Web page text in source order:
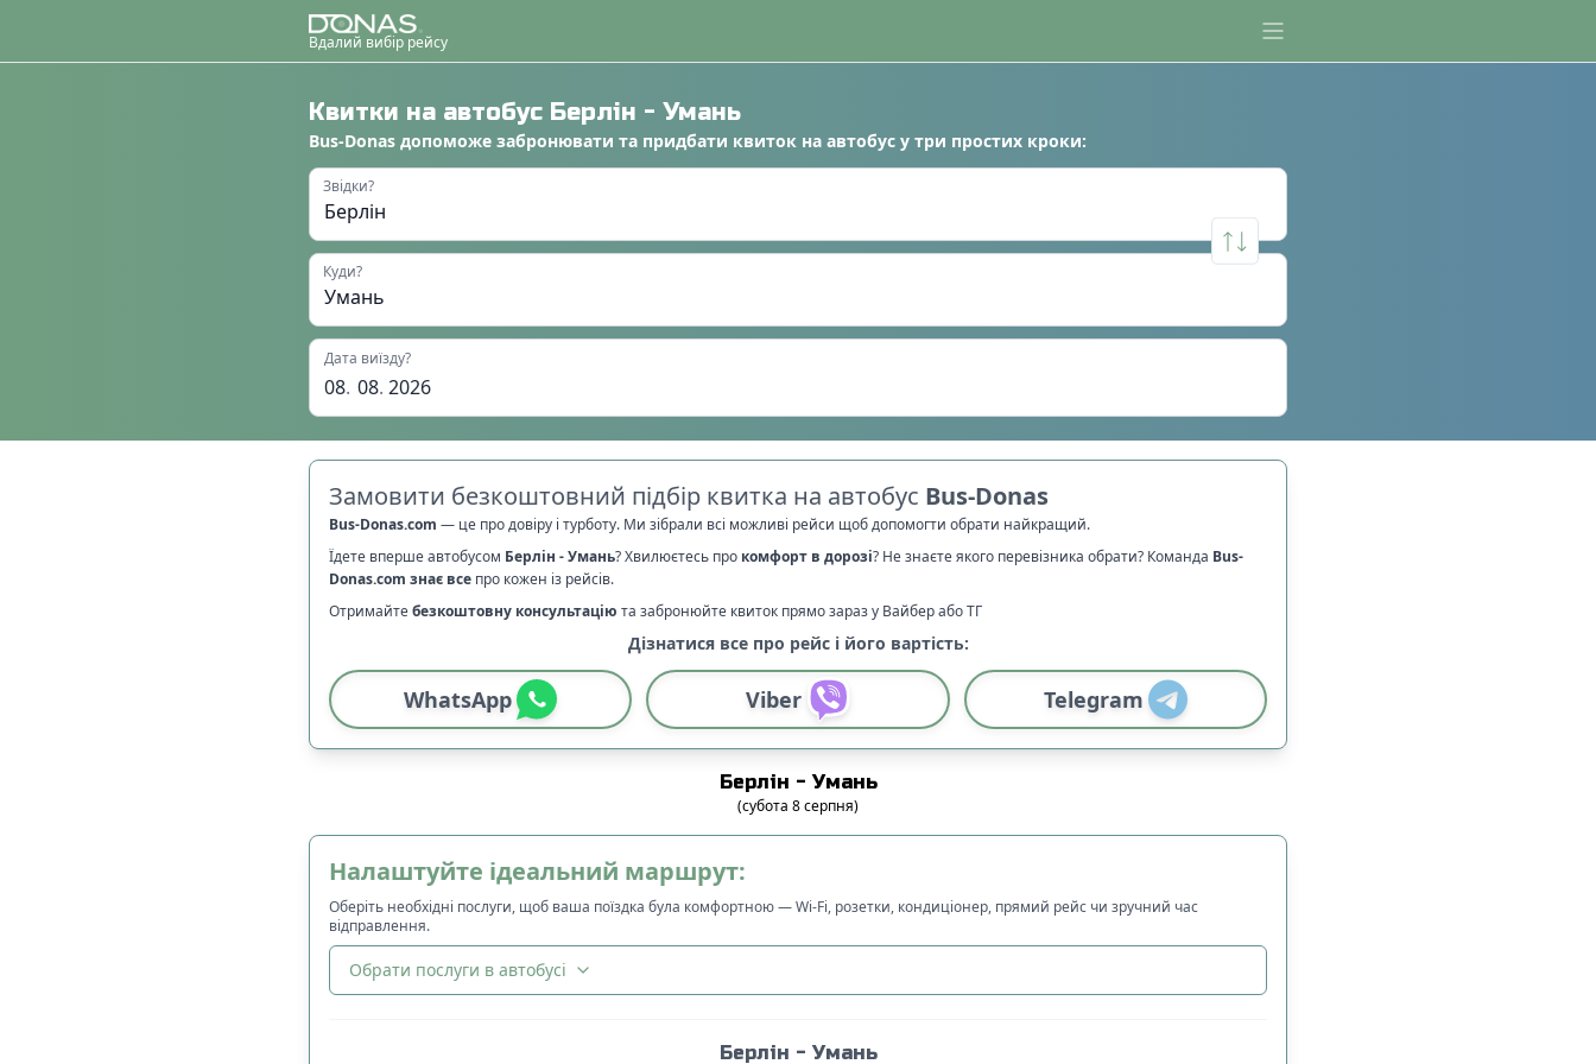
Вдалий вибір рейсу
Квитки на автобус Берлін - Умань
Bus-Donas допоможе забронювати та придбати квиток на автобус у три простих кроки:
Звідки?
Куди?
Дата виїзду?
08. 08. 2026
Замовити безкоштовний підбір квитка на автобус Bus-Donas
Bus-Donas.com — це про довіру і турботу. Ми зібрали всі можливі рейси щоб допомогти обрати найкращий.
Їдете вперше автобусом Берлін -Умань? Хвилюєтесь про комфорт в дорозі? Не знаєте якого перевізника обрати? Команда Bus-
Donas.com знає все про кожен із рейсів.
Отримайтебезкоштовну консультацію та забронюйте квиток прямо зараз у Вайбер або ТГ
Дізнатися все про рейс і його вартість:
WhatsApp Viber Telegram
Берлін - Умань
(субота 8серпня)
Налаштуйте ідеальний маршрут:
Оберіть необхідні послуги, щоб ваша поїздка була комфортною — Wi-Fi, розетки, кондиціонер, прямий рейс чи зручний час
відправлення.
Обрати послуги в автобусі
Берлін - Умань